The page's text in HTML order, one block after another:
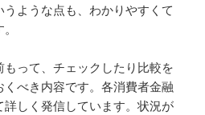
ような点も、わかりやすくて
って、チェックしたり比較を
くべき内容です。各消費者金融
しく発信しています。状況が